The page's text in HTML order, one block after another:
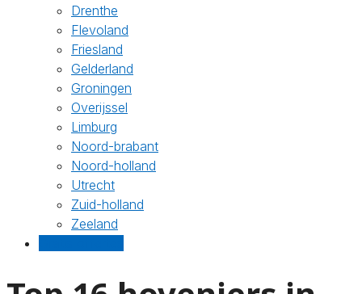
Drenthe
Flevoland
Friesland
Gelderland
Groningen
Overijssel
Limburg
Noord-brabant
Noord-holland
Utrecht
Zuid-holland
Zeeland